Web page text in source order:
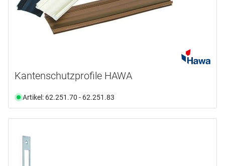
Kantenschutzprofile HAWA
Artikel: 62.251.70 - 62.251.83